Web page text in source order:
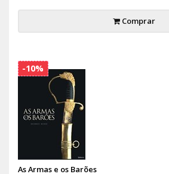
Comprar
As Armas e os Barões
-10%